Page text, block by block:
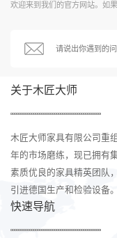
欢迎来到我们的官方网站。如
关于木匠大师
木匠大师家具有限公司重
年的市场磨练，现已拥有
素质优良的家具精英团队
引进德国生产和检验设备。
快速导航